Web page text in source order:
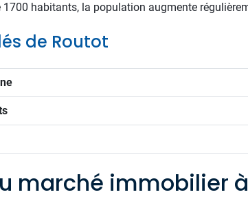
1700 habitants, la population augmente
de Routot
marché immobilier